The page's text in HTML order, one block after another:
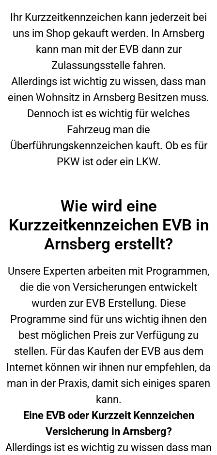
Ihr Kurzzeitkennzeichen kann jederzeit bei
uns im Shop gekauft werden. In Arnsberg
kann man mit der EVB dann zur
Zulassungsstelle fahren.
Allerdings ist wichtig zu wissen, dass man
einen Wohnsitz in Arnsberg Besitzen muss.
Dennoch ist es wichtig für welches
Fahrzeug man die
Überführungskennzeichen kauft. Ob es für
PKW ist oder ein LKW.
Wie wird eine
Kurzzeitkennzeichen EVB in
Arnsberg erstellt?
Unsere Experten arbeiten mit Programmen,
die die von Versicherungen entwickelt
wurden zur EVB Erstellung. Diese
Programme sind für uns wichtig ihnen den
best möglichen Preis zur Verfügung zu
stellen. Für das Kaufen der EVB aus dem
Internet können wir ihnen nur empfehlen, da
man in der Praxis, damit sich einiges sparen
kann.
Eine EVB oder Kurzzeit Kennzeichen
Versicherung in Arnsberg?
Allerdings ist es wichtig zu wissen dass man